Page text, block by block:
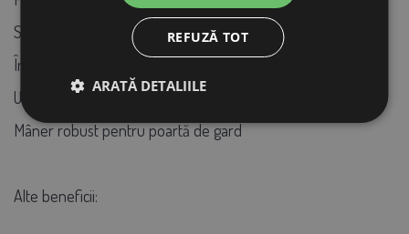
Siguranță mai mare pentru oameni și animale
Împiedică animalul să fie prins/încurcat
Un arc de oțel menține frânghia întinsă în orice moment
Mâner robust pentru poartă de gard
Alte beneficii:
REFUZĂ TOT
ARATĂ DETALIILE